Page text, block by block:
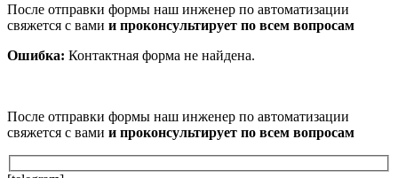
После отправки формы наш инженер по автоматизации
свяжется с вами и проконсультирует по всем вопросам
Ошибка: Контактная форма не найдена.
После отправки формы наш инженер по автоматизации
свяжется с вами и проконсультирует по всем вопросам